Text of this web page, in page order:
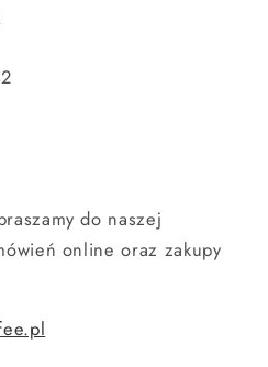
do naszej
online oraz zakupy